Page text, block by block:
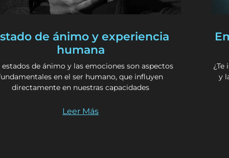
de ánimo y experiencia
humana
estados de ánimo y las emociones son aspectos
en el ser humano, que influyen
directamente en nuestras capacidades
Leer Más
y